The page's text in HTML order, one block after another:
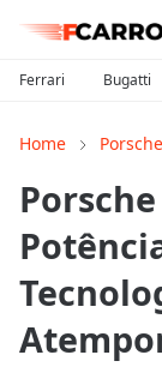
Ferrari Bugatti
Home Porsche